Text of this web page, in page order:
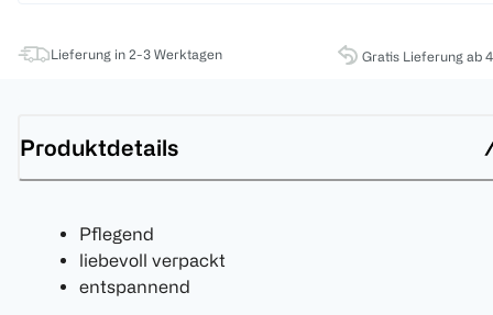
Lieferung in 2-3 Werktagen Gratis Lieferung ab
Produktdetails
Pflegend
liebevoll verpackt
entspannend